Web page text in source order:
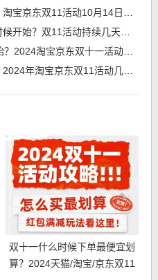
东双11活动10月14日正式开始！
？双11活动持续几天到几号？
淘宝京东双十一活动时间表
年淘宝京东双11活动几号开始？
双十一什么时候下单最便宜划
算？2024天猫/淘宝/京东双11